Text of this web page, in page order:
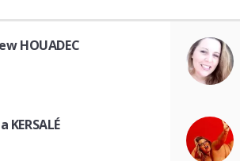
HOUADEC
KERSALÉ